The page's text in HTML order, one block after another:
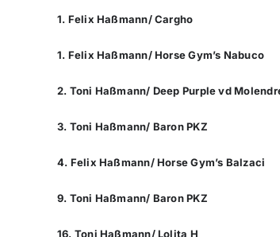
1. Felix Haßmann/ Cargho
1. Felix Haßmann/ Horse Gym’s Nabuco
2. Toni Haßmann/ Deep Purple vd
3. Toni Haßmann/ Baron PKZ
4. Felix Haßmann/ Horse Gym’s Balzaci
9. Toni Haßmann/ Baron PKZ
16. Toni Haßmann/ Lolita H